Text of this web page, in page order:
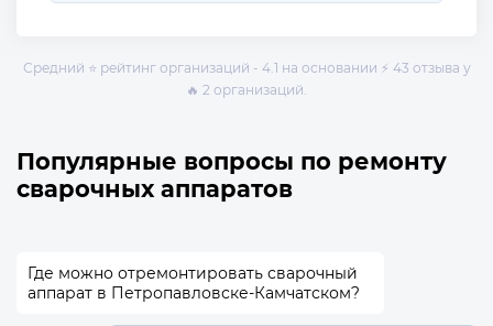
Средний ⭐ рейтинг организаций - 4.1 на основании ⚡ 43 отзыва у
🔥 2 организаций.
Популярные вопросы по ремонту
сварочных аппаратов
Где можно отремонтировать сварочный
аппарат в Петропавловске-Камчатском?